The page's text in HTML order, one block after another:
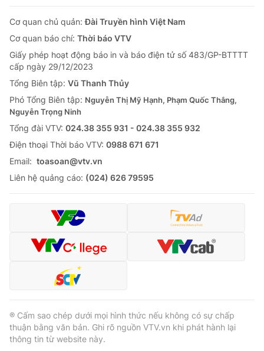
Cơ quan chủ quản:Đài Truyền hình Việt Nam
Cơ quan báo chí: Thời báo VTV
Giấy phép hoạt động báo in và báo điện tử số 483/GP-BTTTT
cấp ngày 29/12/2023
Tổng Biên tập: Vũ Thanh Thủy
Phó Tổng Biên tập: Nguyễn Thị Mỹ Hạnh, Phạm Quốc Thắng,
Nguyễn Trọng Ninh
Tổng đài VTV: 024.38 355 931 - 024.38 355 932
Ðiện thoại Thời báo VTV: 0988 671 671
Email: toasoan@vtv.vn
Liên hệ quảng cáo: (024) 626 79595
® Cấm sao chép dưới mọi hình thức nếu không có sự chấp
thuận bằng văn bản. Ghi rõ nguồn VTV.vn khi phát hành lại
thông tin từ website này.